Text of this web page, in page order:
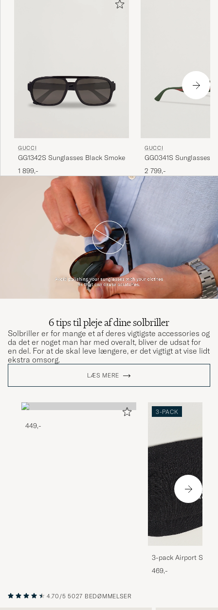
GUCCI
GG1342S Sunglasses Black Smoke
1 899,-
GUCCI
GG0341S Sunglasses
2 799,-
6 tips til pleje af dine solbriller
Solbriller er for mange et af deres vigtigste accessories og
da det er noget man har med overalt, bliver de udsat for
en del. For at de skal leve længere, er det vigtigt at vise lidt
ekstra omsorg.
LÆS MERE
449,-
3-PACK
3-pack Airport
Melange
469,-
4.70/5 5027 BEDØMMELSER